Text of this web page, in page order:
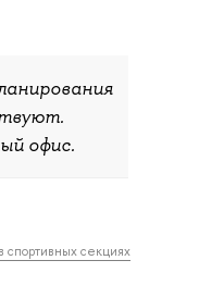
офис.
спортивных секциях